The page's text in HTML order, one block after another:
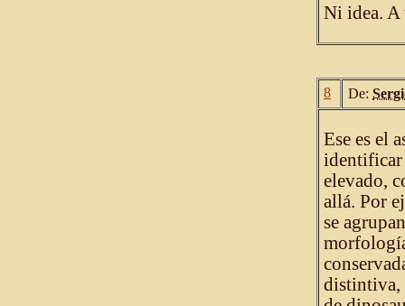
Ni idea. A
8 De:
Ese es el
identificar
elevado,
allá. Por
se
distintiva,